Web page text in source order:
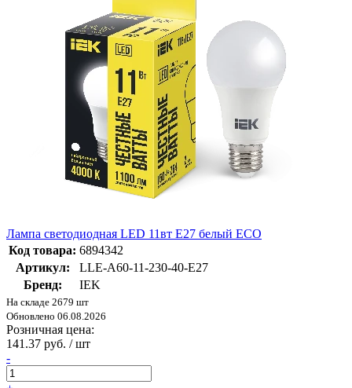
Лампа светодиодная LED 11вт E27 белый ECO
Код товара: 6894342
Артикул:
LLE-A60-11-230-40-E27
Бренд:
IEK
На складе 2679 шт
Обновлено 06.08.2026
Розничная цена:
141.37 руб. / шт
-